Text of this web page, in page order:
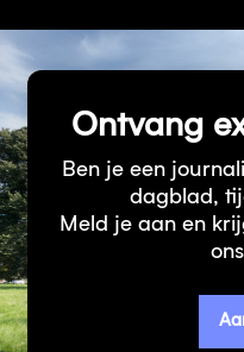
Ontvang
Ben je een
dagblad,
Meld je aan en